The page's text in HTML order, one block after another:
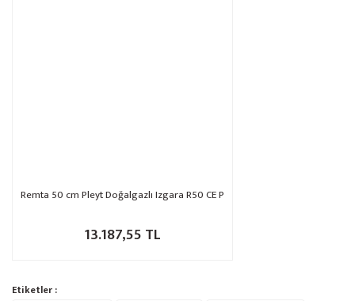
Remta 50 cm Pleyt Doğalgazlı Izgara R50 CE P
13.187,55 TL
Etiketler :